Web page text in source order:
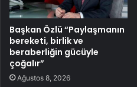
Başkan Özlü “Paylaşmanın
bereketi, birlik ve
beraberliğin gücüyle
çoğalır”
Ağustos 8, 2026